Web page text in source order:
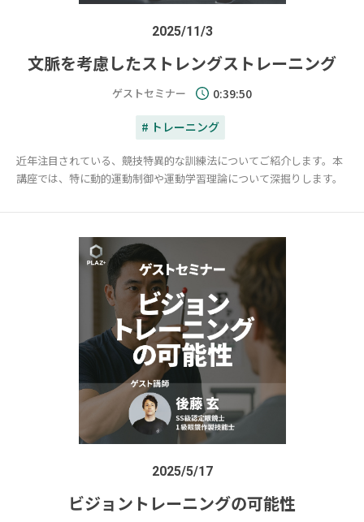
2025/11/3
文脈を考慮したストレングストレーニング
ゲストセミナー 0:39:50
# トレーニング
近年注目されている、競技特異的な訓練法についてご紹介します。本
講座では、特に動的運動制御や運動学習理論について深掘りします。
2025/5/17
ビジョントレーニングの可能性